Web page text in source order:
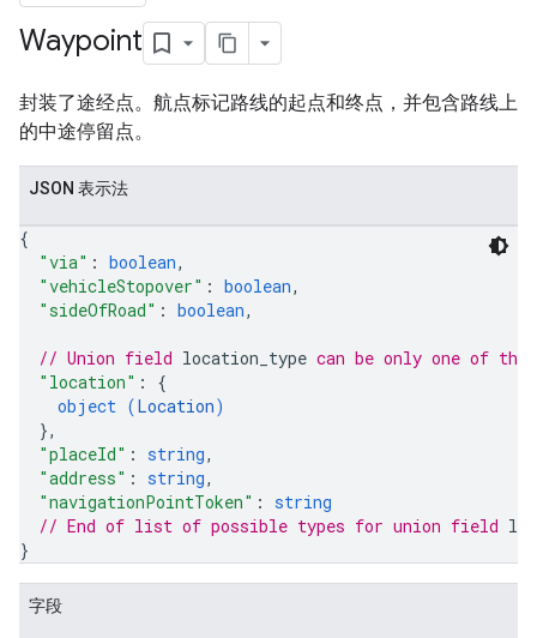
Waypoint
封装了途经点。航点标记路线的起点和终点，并包含路线上
的中途停留点。
JSON 表示法
{
"via" : boolean,
"vehicleStopover" : boolean,
"sideOfRoad" : boolean,
// Union field location_type can be only one of
"location" : {
object (Location)
},
"placeId" : string,
"address" : string,
"navigationPointToken" : string
// End of list of possible types for union field
}
字段